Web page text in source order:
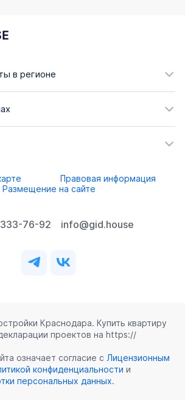
в регионе
Правовая информация
Размещение на сайте
76-92 info@gid.house
Краснодара. Купить квартиру
проектов на https://
означает согласие с Лицензионным
конфиденциальности и
персональных данных.